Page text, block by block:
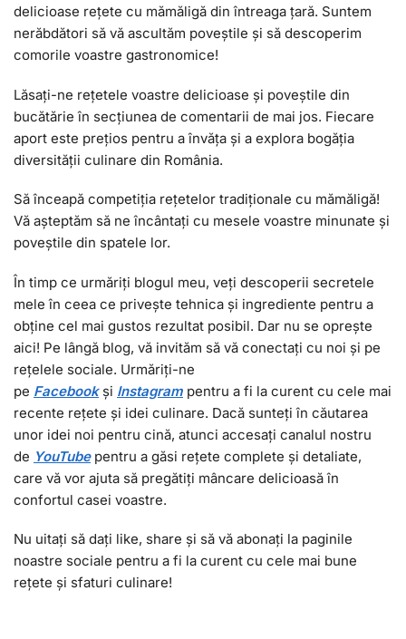
delicioase rețete cu mămăligă din întreaga țară. Suntem
nerăbdători să vă ascultăm poveștile și să descoperim
comorile voastre gastronomice!
Lăsați-ne rețetele voastre delicioase și poveștile din
bucătărie în secțiunea de comentarii de mai jos. Fiecare
aport este prețios pentru a învăța și a explora bogăția
diversității culinare din România.
Să înceapă competiția rețetelor tradiționale cu mămăligă!
Vă așteptăm să ne încântați cu mesele voastre minunate și
poveștile din spatele lor.
În timp ce urmăriți blogul meu, veți descoperii secretele
mele în ceea ce privește tehnica și ingrediente pentru a
obține cel mai gustos rezultat posibil. Dar nu se oprește
aici! Pe lângă blog, vă invităm să vă conectați cu noi și pe
rețelele sociale. Urmăriți-ne
pe Facebookși Instagram pentru a fi la curent cu cele mai
recente rețete și idei culinare. Dacă sunteți în căutarea
unor idei noi pentru cină, atunci accesați canalul nostru
de YouTubepentru a găsi rețete complete și detaliate,
care vă vor ajuta să pregătiți mâncare delicioasă în
confortul casei voastre.
Nu uitați să dați like, share și să vă abonați la paginile
noastre sociale pentru a fi la curent cu cele mai bune
rețete și sfaturi culinare!